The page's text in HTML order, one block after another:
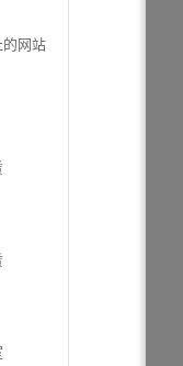
网站